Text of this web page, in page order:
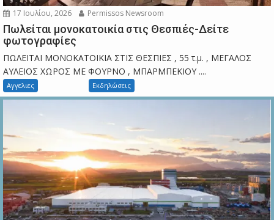
17 Ιουλίου, 2026 Permissos Newsroom
Πωλείται μονοκατοικία στις Θεσπιές-Δείτε
φωτογραφίες
ΠΩΛΕΙΤΑΙ ΜΟΝΟΚΑΤΟΙΚΙΑ ΣΤΙΣ ΘΕΣΠΙΕΣ , 55 τ.μ. , ΜΕΓΑΛΟΣ
ΑΥΛΕΙΟΣ ΧΩΡΟΣ ΜΕ ΦΟΥΡΝΟ , ΜΠΑΡΜΠΕΚΙΟΥ ....
Αγγελιες Εκδηλώσεις